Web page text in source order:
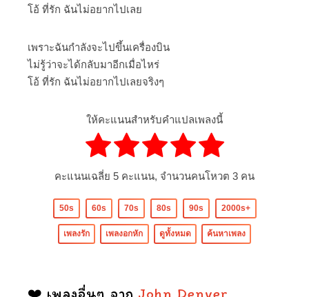
โอ้ ที่รัก ฉันไม่อยากไปเลย
เพราะฉันกำลังจะไปขึ้นเครื่องบิน
ไม่รู้ว่าจะได้กลับมาอีกเมื่อไหร่
โอ้ ที่รัก ฉันไม่อยากไปเลยจริงๆ
ให้คะแนนสำหรับคำแปลเพลงนี้
คะแนนเฉลี่ย 5 คะแนน, จำนวนคนโหวต 3 คน
50s 60s 70s 80s 90s 2000s+
เพลงรัก เพลงอกหัก ดูทั้งหมด ค้นหาเพลง
❤️ เพลงอื่นๆ จาก John Denver